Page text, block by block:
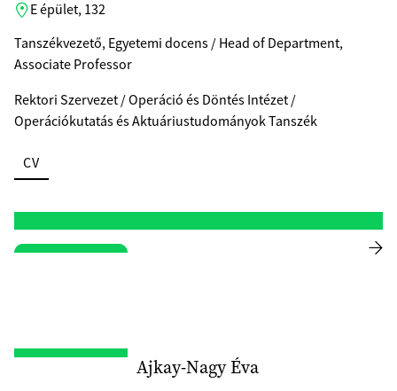
E épület, 132
Tanszékvezető, Egyetemi docens / Head of Department,
Associate Professor
Rektori Szervezet / Operáció és Döntés Intézet /
Operációkutatás és Aktuáriustudományok Tanszék
CV
Ajkay-Nagy Éva